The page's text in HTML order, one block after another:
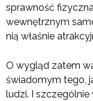
sprawność
wewnętrznym
nią właśnie
O wygląd zatem
świadomym tego,
ludzi. I